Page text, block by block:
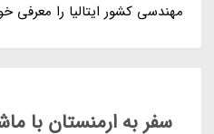
مهندسی کشور ایتالیا را معرفی
سفر به ارمنستان با